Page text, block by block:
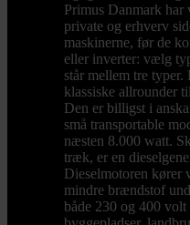
Primus Danmark har
private og erhverv
maskinerne, før de
eller inverter: vælg
står mellem tre typer.
klassiske allrounder
Den er billigst i
små transportable
næsten 8.000 watt.
træk, er en
Dieselmotoren kører
mindre brændstof
både 230 og 400